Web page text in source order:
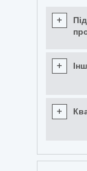
+
+
+